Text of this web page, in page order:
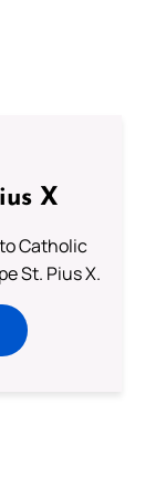
X
Catholic
St. Pius X.